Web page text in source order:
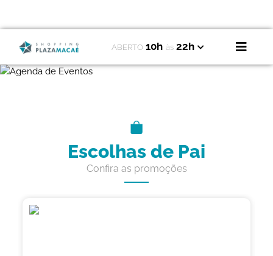
ABERTO 10h às 22h
Escolhas de Pai
Confira as promoções